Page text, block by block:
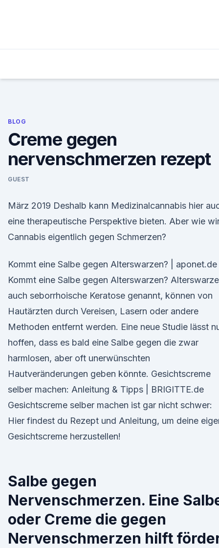
BLOG
Creme gegen
nervenschmerzen rezept
GUEST
März 2019 Deshalb kann Medizinalcannabis hier
eine therapeutische Perspektive bieten. Aber wie
Cannabis eigentlich gegen Schmerzen?
Kommt eine Salbe gegen Alterswarzen? | aponet.de
Kommt eine Salbe gegen Alterswarzen?
auch seborrhoische Keratose genannt, können von
Hautärzten durch Vereisen, Lasern oder andere
Methoden entfernt werden. Eine neue Studie lässt
hoffen, dass es bald eine Salbe gegen die zwar
harmlosen, aber oft unerwünschten
Hautveränderungen geben könnte. Gesichtscreme
selber machen: Anleitung & Tipps | BRIGITTE.de
Gesichtscreme selber machen ist gar nicht schwer:
Hier findest du Rezept und Anleitung, um deine
Gesichtscreme herzustellen!
Salbe gegen
Nervenschmerzen. Eine
oder Creme die gegen
Nervenschmerzen hilft